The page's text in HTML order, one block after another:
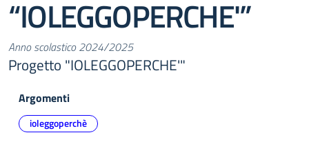
“IOLEGGOPERCHE'”
Anno scolastico 2024/2025
Progetto "IOLEGGOPERCHE'"
Argomenti
ioleggoperchè